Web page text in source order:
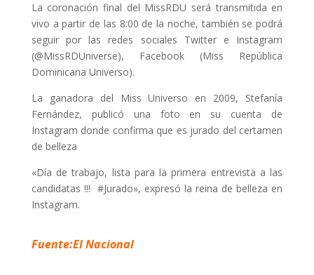
La coronación final del MissRDU será transmitida en
vivo a partir de las 8:00 de la noche, también se podrá
seguir por las redes sociales Twitter e Instagram
(@MissRDUniverse), Facebook (Miss República
Dominicana Universo).
La ganadora del Miss Universo en 2009, Stefanía
Fernández, publicó una foto en su cuenta de
Instagram donde confirma que es jurado del certamen
de belleza
«Día de trabajo, lista para la primera entrevista a las
candidatas !!! #Jurado», expresó la reina de belleza en
Instagram.
Fuente:El Nacional